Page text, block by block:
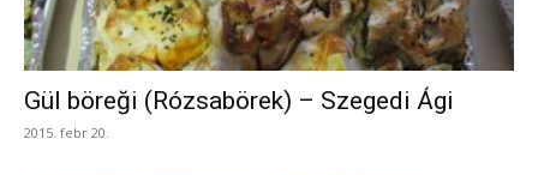
Gül böreği (Rózsabörek) – Szegedi Ági
2015. febr 20.